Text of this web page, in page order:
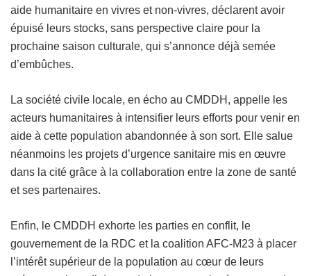
aide humanitaire en vivres et non-vivres, déclarent avoir
épuisé leurs stocks, sans perspective claire pour la
prochaine saison culturale, qui s’annonce déjà semée
d’embûches.
La société civile locale, en écho au CMDDH, appelle les
acteurs humanitaires à intensifier leurs efforts pour venir en
aide à cette population abandonnée à son sort. Elle salue
néanmoins les projets d’urgence sanitaire mis en œuvre
dans la cité grâce à la collaboration entre la zone de santé
et ses partenaires.
Enfin, le CMDDH exhorte les parties en conflit, le
gouvernement de la RDC et la coalition AFC-M23 à placer
l’intérêt supérieur de la population au cœur de leurs